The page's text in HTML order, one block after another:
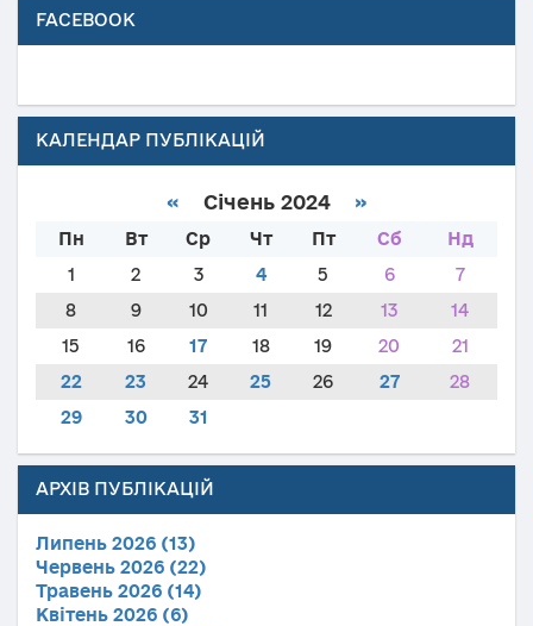
FACEBOOK
КАЛЕНДАР ПУБЛІКАЦІЙ
« Січень 2024 »
Пн Вт Ср Чт Пт Сб
Нд
1
2 3 4 5 6
7
8
9 10 11 12 13
14
15
16 17 18 19 20
21
22
23 24 25 26 27
28
29
30 31
АРХІВ ПУБЛІКАЦІЙ
Липень 2026 (13)
Червень 2026 (22)
Травень 2026 (14)
Квітень 2026 (6)